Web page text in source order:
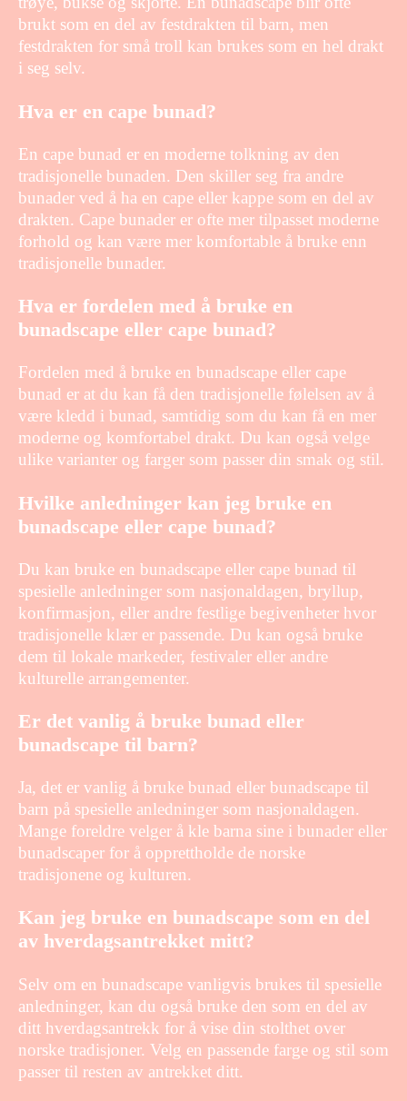
brukt som en del av festdrakten til barn, men
festdrakten for små troll kan brukes som en hel drakt
i seg selv.
Hva er en cape bunad?
En cape bunad er en moderne tolkning av den
tradisjonelle bunaden. Den skiller seg fra andre
bunader ved å ha en cape eller kappe som en del av
drakten. Cape bunader er ofte mer tilpasset moderne
forhold og kan være mer komfortable å bruke enn
tradisjonelle bunader.
Hva er fordelen med å bruke en
bunadscape eller cape bunad?
Fordelen med å bruke en bunadscape eller cape
bunad er at du kan få den tradisjonelle følelsen av å
være kledd i bunad, samtidig som du kan få en mer
moderne og komfortabel drakt. Du kan også velge
ulike varianter og farger som passer din smak og stil.
Hvilke anledninger kan jeg bruke en
bunadscape eller cape bunad?
Du kan bruke en bunadscape eller cape bunad til
spesielle anledninger som nasjonaldagen, bryllup,
konfirmasjon, eller andre festlige begivenheter hvor
tradisjonelle klær er passende. Du kan også bruke
dem til lokale markeder, festivaler eller andre
kulturelle arrangementer.
Er det vanlig å bruke bunad eller
bunadscape til barn?
Ja, det er vanlig å bruke bunad eller bunadscape til
barn på spesielle anledninger som nasjonaldagen.
Mange foreldre velger å kle barna sine i bunader eller
bunadscaper for å opprettholde de norske
tradisjonene og kulturen.
Kan jeg bruke en bunadscape som en del
av hverdagsantrekket mitt?
Selv om en bunadscape vanligvis brukes til spesielle
anledninger, kan du også bruke den som en del av
ditt hverdagsantrekk for å vise din stolthet over
norske tradisjoner. Velg en passende farge og stil som
passer til resten av antrekket ditt.